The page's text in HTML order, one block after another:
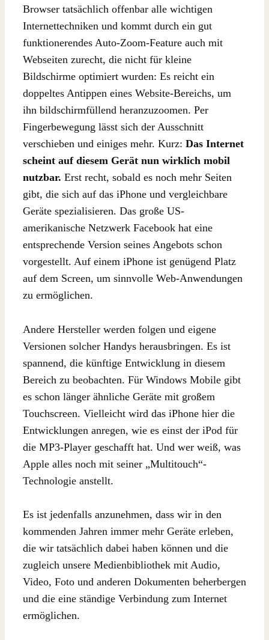
Browser tatsächlich offenbar alle wichtigen
Internettechniken und kommt durch ein gut
funktionerendes Auto-Zoom-Feature auch mit
Webseiten zurecht, die nicht für kleine
Bildschirme optimiert wurden: Es reicht ein
doppeltes Antippen eines Website-Bereichs, um
ihn bildschirmfüllend heranzuzoomen. Per
Fingerbewegung lässt sich der Ausschnitt
verschieben und einiges mehr. Kurz: Das Internet
scheint auf diesem Gerät nun wirklich mobil
nutzbar. Erst recht, sobald es noch mehr Seiten
gibt, die sich auf das iPhone und vergleichbare
Geräte spezialisieren. Das große US-
amerikanische Netzwerk Facebook hat eine
entsprechende Version seines Angebots schon
vorgestellt. Auf einem iPhone ist genügend Platz
auf dem Screen, um sinnvolle Web-Anwendungen
zu ermöglichen.
Andere Hersteller werden folgen und eigene
Versionen solcher Handys herausbringen. Es ist
spannend, die künftige Entwicklung in diesem
Bereich zu beobachten. Für Windows Mobile gibt
es schon länger ähnliche Geräte mit großem
Touchscreen. Vielleicht wird das iPhone hier die
Entwicklungen anregen, wie es einst der iPod für
die MP3-Player geschafft hat. Und wer weiß, was
Apple alles noch mit seiner „Multitouch“-
Technologie anstellt.
Es ist jedenfalls anzunehmen, dass wir in den
kommenden Jahren immer mehr Geräte erleben,
die wir tatsächlich dabei haben können und die
zugleich unsere Medienbibliothek mit Audio,
Video, Foto und anderen Dokumenten beherbergen
und die eine ständige Verbindung zum Internet
ermöglichen.